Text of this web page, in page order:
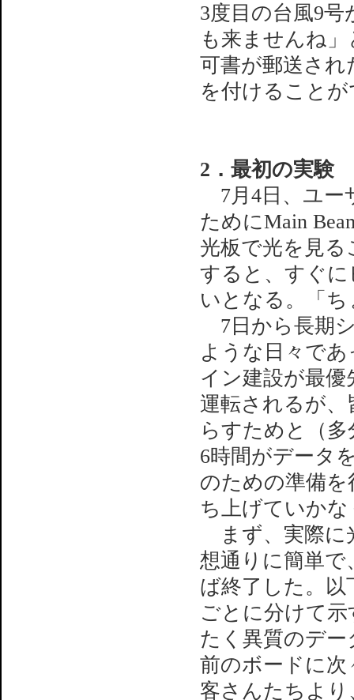
3度目の台風9号
も来ませんね
可書が郵送され
を付けること
2．最初の実験
7月4日、ユー
ためにMain
光板で光を見
すると、すぐ
いとなる。「
7日から長期
ような日々で
イン建設が最
運転されるが
らすためと（
6時間がデータ
のための準備
ち上げていか
まず、実際に
想通りに簡単
ば終了した。
ごとに分けて
たく異質のデ
前のボードに
客さんたちよ